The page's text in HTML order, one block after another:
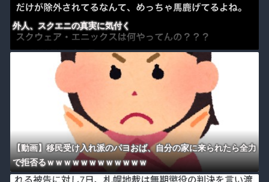
外人、スクエニの真実に気付く
【動画】移民受け入れ派のパヨおば、自分の家に来られたら全力
で拒否るｗｗｗｗｗｗｗｗｗｗｗｗ